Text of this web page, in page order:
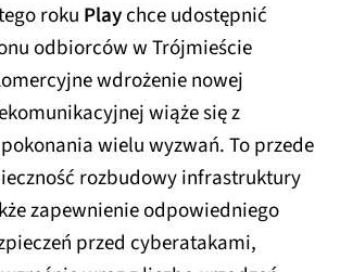
roku Playchce udostępnić
odbiorców w Trójmieście
wdrożenie nowej
wiąże się z
wielu wyzwań. To przede
rozbudowy infrastruktury
zapewnienie odpowiedniego
przed cyberatakami,